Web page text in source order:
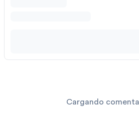
Cargando